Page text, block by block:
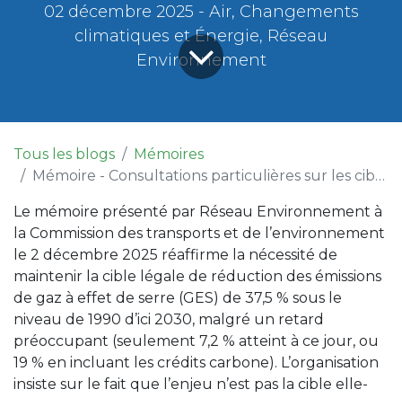
02 décembre 2025 - Air, Changements
climatiques et Énergie, Réseau
Environnement
Tous les blogs
Mémoires
Mémoire - Consultations particulières sur les cibles de réduction des émissions de gaz à effet de serre au Québec
Le mémoire présenté par Réseau Environnement à
la Commission des transports et de l’environnement
le 2 décembre 2025 réaffirme la nécessité de
maintenir la cible légale de réduction des émissions
de gaz à effet de serre (GES) de 37,5 % sous le
niveau de 1990 d’ici 2030, malgré un retard
préoccupant (seulement 7,2 % atteint à ce jour, ou
19 % en incluant les crédits carbone). L’organisation
insiste sur le fait que l’enjeu n’est pas la cible elle-